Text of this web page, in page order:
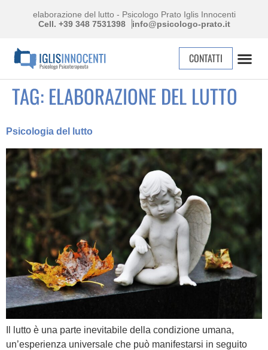
elaborazione del lutto - Psicologo Prato Iglis Innocenti
Cell. +39 348 7531398
info@psicologo-prato.it
CONTATTI
TAG: ELABORAZIONE DEL LUTTO
Psicologia del lutto
Il lutto è una parte inevitabile della condizione umana,
un’esperienza universale che può manifestarsi in seguito